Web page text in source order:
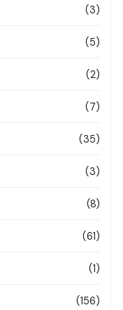
(3)
(5)
(2)
(7)
(35)
(3)
(8)
(61)
(1)
(156)